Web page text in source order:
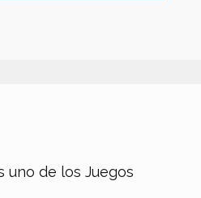
uno de los Juegos